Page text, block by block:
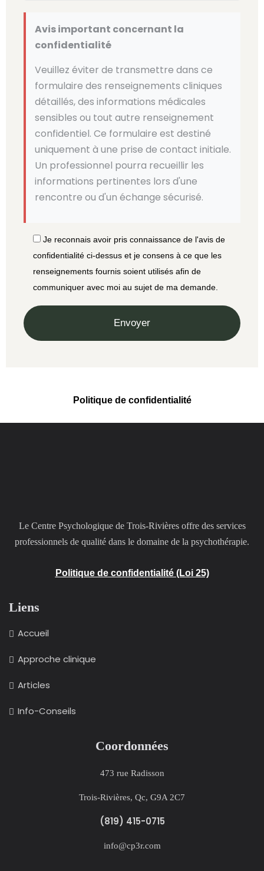
Avis important concernant la
confidentialité
Veuillez éviter de transmettre dans ce
formulaire des renseignements cliniques
détaillés, des informations médicales
sensibles ou tout autre renseignement
confidentiel. Ce formulaire est destiné
uniquement à une prise de contact initiale.
Un professionnel pourra recueillir les
informations pertinentes lors d'une
rencontre ou d'un échange sécurisé.
Je reconnais avoir pris connaissance de l'avis de
confidentialité ci-dessus et je consens à ce que les
renseignements fournis soient utilisés afin de
communiquer avec moi au sujet de ma demande.
Politique de confidentialité
Le Centre Psychologique de Trois-Rivières offre des services
professionnels de qualité dans le domaine de la psychothérapie.
Politique de confidentialité (Loi 25)
Liens
Accueil
Approche clinique
Articles
Info-Conseils
Coordonnées
473 rue Radisson
Trois-Rivières, Qc, G9A 2C7
(819) 415-0715
info@cp3r.com